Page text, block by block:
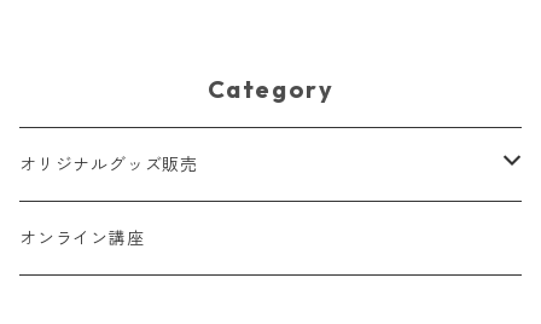
Category
オリジナルグッズ販売
スリング
オンライン講座